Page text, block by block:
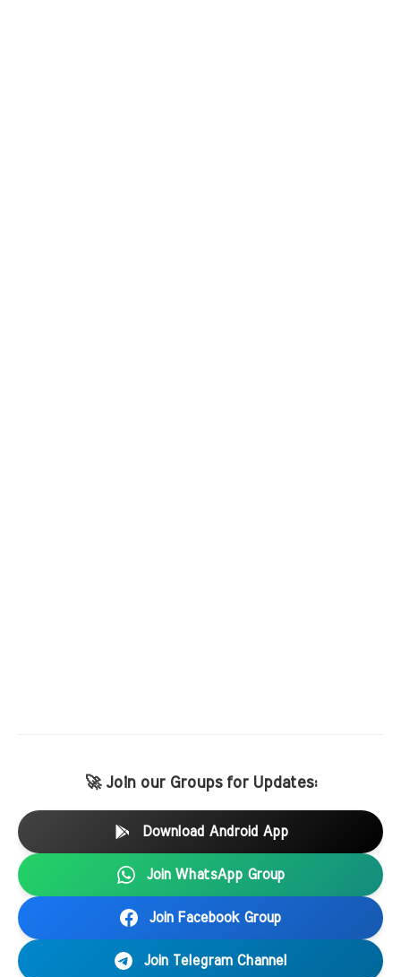
🚀 Join our Groups for Updates:
Download Android App
Join WhatsApp Group
Join Facebook Group
Join Telegram Channel